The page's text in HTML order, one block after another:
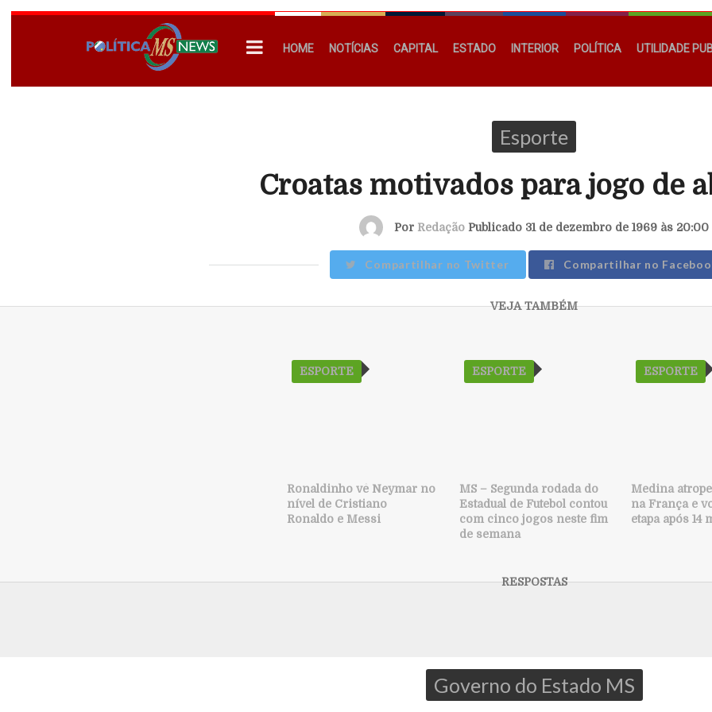
HOME NOTÍCIAS CAPITAL ESTADO INTERIOR POLÍTICA UTILIDADE
Esporte
Croatas motivados para jogo de
Por Redação Publicado 31 de dezembro de 1969 às 20:00
Compartilhar no Twitter Compartilhar no
ESPORTE
Ronaldinho vê Neymar no
nível de Cristiano
Ronaldo e Messi
ESPORTE
MS – Segunda rodada do
Estadual de Futebol contou
com cinco jogos neste fim
de semana
ESPORTE
Medina
na França e
etapa após 14
Governo do Estado MS